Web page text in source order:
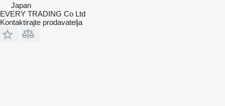
Japan
EVERY TRADING Co Ltd
Kontaktirajte prodavatelja